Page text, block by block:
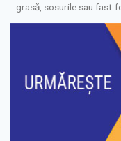
grasă, sosurile sau fast-